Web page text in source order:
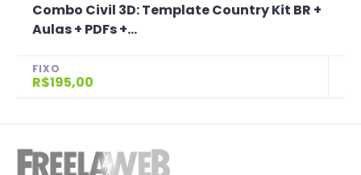
Combo Civil 3D: Template Country Kit BR +
Aulas + PDFs +...
FIXO
R$195,00